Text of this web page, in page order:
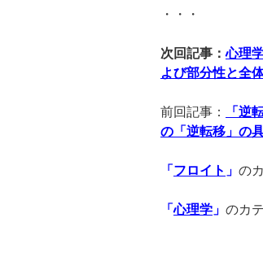
・・・
次回記事：心理
よび部分性と全
前回記事：
「逆
の「逆転移」の
「 フロイト 」 の
「心理学 」 のカ